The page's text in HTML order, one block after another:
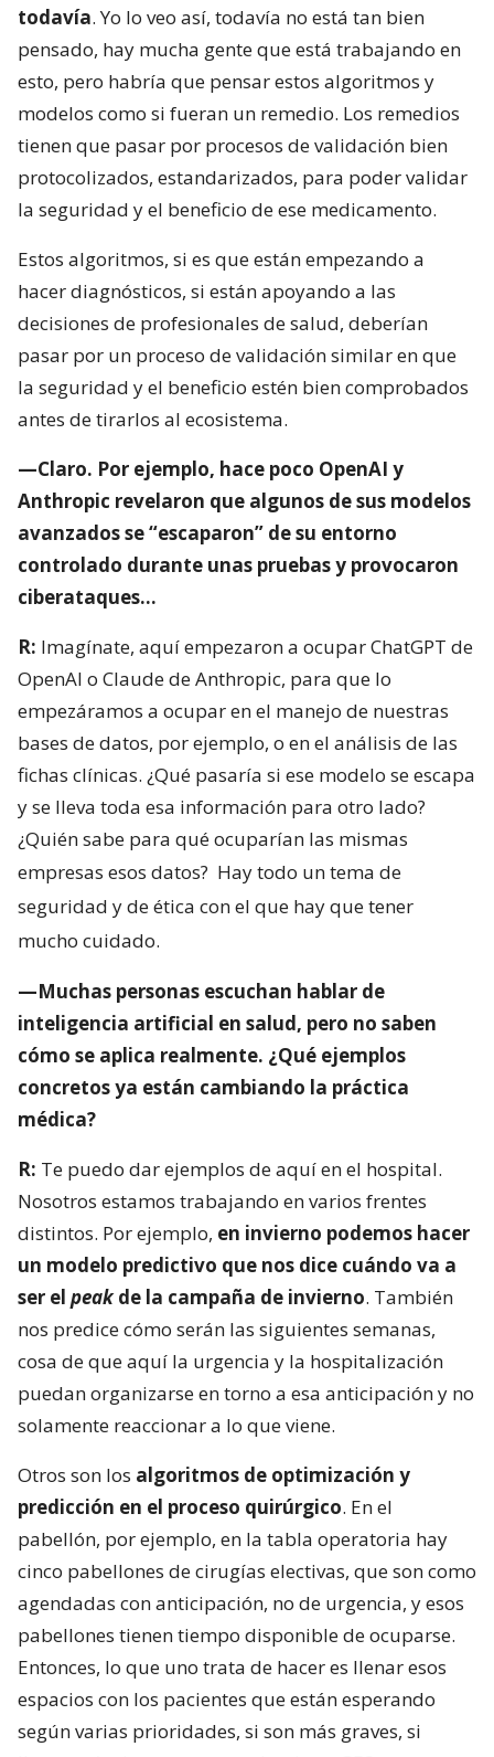
todavía. Yo lo veo así, todavía no está tan bien
pensado, hay mucha gente que está trabajando en
esto, pero habría que pensar estos algoritmos y
modelos como si fueran un remedio. Los remedios
tienen que pasar por procesos de validación bien
protocolizados, estandarizados, para poder validar
la seguridad y el beneficio de ese medicamento.
Estos algoritmos, si es que están empezando a
hacer diagnósticos, si están apoyando a las
decisiones de profesionales de salud, deberían
pasar por un proceso de validación similar en que
la seguridad y el beneficio estén bien comprobados
antes de tirarlos al ecosistema.
—Claro. Por ejemplo, hace poco OpenAI y
Anthropic revelaron que algunos de sus modelos
avanzados se “escaparon” de su entorno
controlado durante unas pruebas y provocaron
ciberataques…
R: Imagínate, aquí empezaron a ocupar ChatGPT de
OpenAI o Claude de Anthropic, para que lo
empezáramos a ocupar en el manejo de nuestras
bases de datos, por ejemplo, o en el análisis de las
fichas clínicas. ¿Qué pasaría si ese modelo se escapa
y se lleva toda esa información para otro lado?
¿Quién sabe para qué ocuparían las mismas
empresas esos datos? Hay todo un tema de
seguridad y de ética con el que hay que tener
mucho cuidado.
—Muchas personas escuchan hablar de
inteligencia artificial en salud, pero no saben
cómo se aplica realmente. ¿Qué ejemplos
concretos ya están cambiando la práctica
médica?
R: Te puedo dar ejemplos de aquí en el hospital.
Nosotros estamos trabajando en varios frentes
distintos. Por ejemplo, en invierno podemos hacer
un modelo predictivo que nos dice cuándo va a
ser el peakde la campaña de invierno. También
nos predice cómo serán las siguientes semanas,
cosa de que aquí la urgencia y la hospitalización
puedan organizarse en torno a esa anticipación y no
solamente reaccionar a lo que viene.
Otros son los algoritmos de optimización y
predicción en el proceso quirúrgico. En el
pabellón, por ejemplo, en la tabla operatoria hay
cinco pabellones de cirugías electivas, que son como
agendadas con anticipación, no de urgencia, y esos
pabellones tienen tiempo disponible de ocuparse.
Entonces, lo que uno trata de hacer es llenar esos
espacios con los pacientes que están esperando
según varias prioridades, si son más graves, si